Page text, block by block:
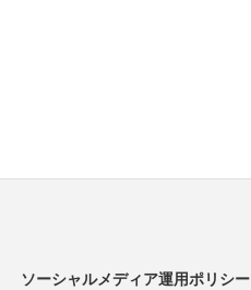
ソーシャルメディア運用ポリシー